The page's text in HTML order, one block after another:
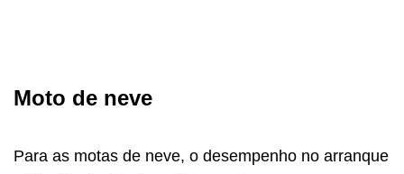
Moto de neve
Para as motas de neve, o desempenho no arranque